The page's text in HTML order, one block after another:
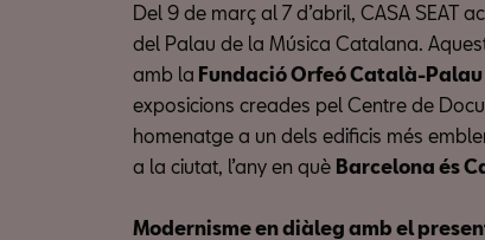
Del 9 de març al 7 d’abril, CASA SEAT
del Palau de la Música Catalana.
amb la Fundació Orfeó Català-
exposicions creades pel Centre de
homenatge a un dels edificis més
a la ciutat, l’any en què Barcelona és
Modernisme en diàleg amb el